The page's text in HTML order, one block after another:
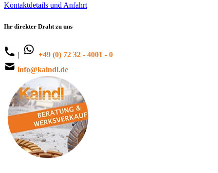
Kontaktdetails und Anfahrt
Ihr direkter Draht zu uns
|
+49 (0) 72 32 - 4001 - 0
info@kaindl.de